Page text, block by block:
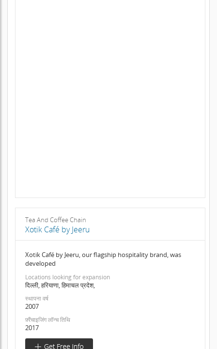
Tea And Coffee Chain
Xotik Café by Jeeru
Xotik Café by Jeeru, our flagship hospitality brand, was
developed
Locations looking for expansion
दिल्ली, हरियाणा, हिमाचल प्रदेश,
स्थापना वर्ष
2007
फ़्रैंचाइजिंग लॉन्च तिथि
2017